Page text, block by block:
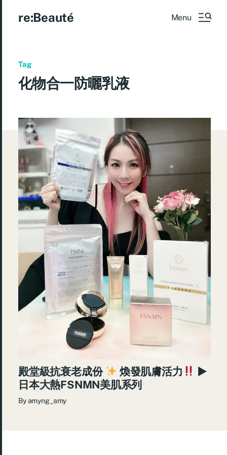
re:Beauté Menu
Tag
化物合一防曬乳液
殿堂級抗衰老成份 煥發肌膚活力
►
日本大熱FSNMN美肌系列
Byamyng_amy